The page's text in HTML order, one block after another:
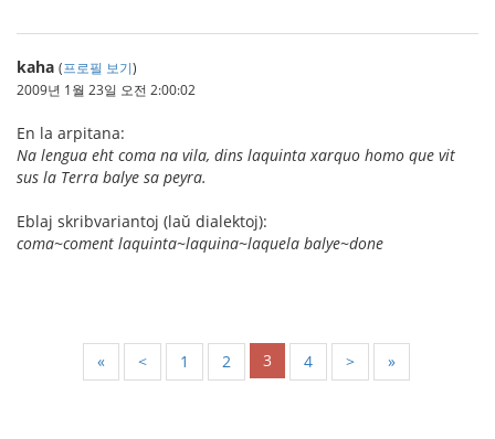
kaha (프로필 보기)
2009년 1월 23일 오전 2:00:02
En la arpitana:
Na lengua eht coma na vila, dins laquinta xarquo homo que vit
sus la Terra balye sa peyra.
Eblaj skribvariantoj (laŭ dialektoj):
coma~coment laquinta~laquina~laquela balye~done
« < 1 2 3 4 > »